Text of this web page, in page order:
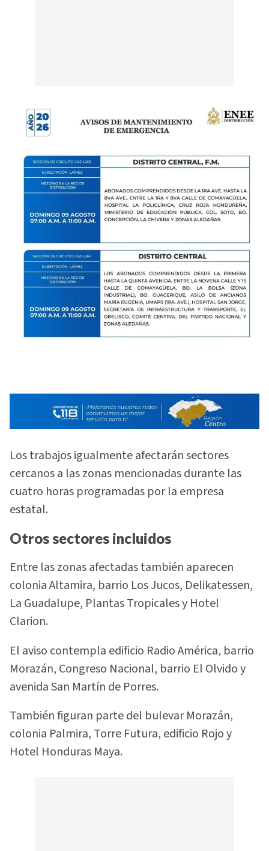
Los trabajos igualmente afectarán sectores
cercanos a las zonas mencionadas durante las
cuatro horas programadas por la empresa
estatal.
Otros sectores incluidos
Entre las zonas afectadas también aparecen
colonia Altamira, barrio Los Jucos, Delikatessen,
La Guadalupe, Plantas Tropicales y Hotel
Clarion.
El aviso contempla edificio Radio América, barrio
Morazán, Congreso Nacional, barrio El Olvido y
avenida San Martín de Porres.
También figuran parte del bulevar Morazán,
colonia Palmira, Torre Futura, edificio Rojo y
Hotel Honduras Maya.